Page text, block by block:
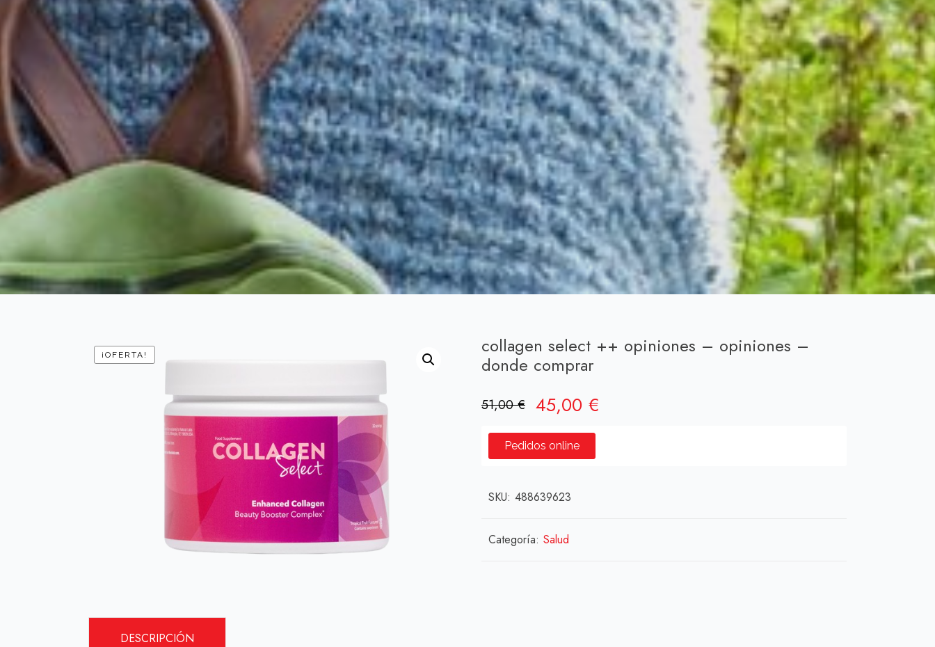
¡OFERTA!
collagen select ++ opiniones – opiniones –
donde comprar
51,00€ El
original
era:
51,00 €.
45,00 €
Pedidos online
SKU: 488639623
Categoría: Salud
DESCRIPCIÓN